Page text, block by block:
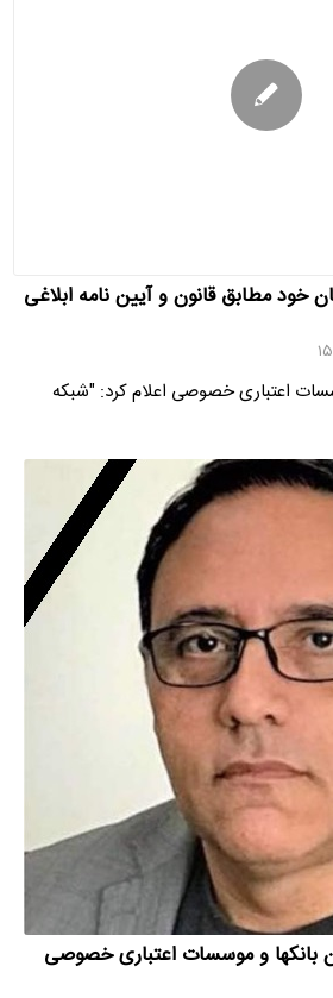
خود مطابق قانون و آیین نامه ابلاغی
اعتباری خصوصی اعلام کرد: "شبکه
بانکها و موسسات اعتباری خصوصی